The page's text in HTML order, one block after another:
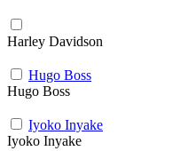
Harley Davidson
Hugo Boss
Hugo Boss
Iyoko Inyake
Iyoko Inyake